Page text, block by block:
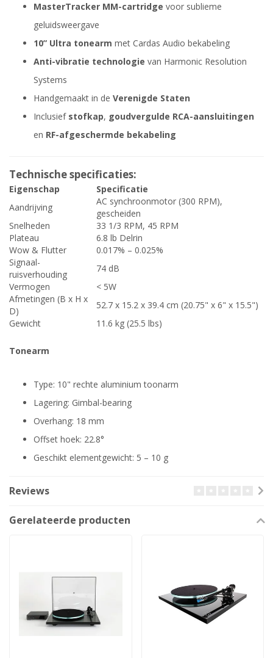
MasterTracker MM-cartridge voor sublieme
geluidsweergave
10” Ultra tonearm met Cardas Audio bekabeling
Anti-vibratie technologie van Harmonic Resolution
Systems
Handgemaakt in de Verenigde Staten
Inclusief stofkap, goudvergulde RCA-aansluitingen
en RF-afgeschermde bekabeling
Technische specificaties:
Eigenschap
Specificatie
Aandrijving
AC synchroonmotor (300 RPM),
gescheiden
Snelheden
33 1/3 RPM, 45 RPM
Plateau
6.8 lb Delrin
Wow & Flutter
0.017% – 0.025%
Signaal-
ruisverhouding
74 dB
Vermogen
< 5W
Afmetingen (B x H x
D)
52.7 x 15.2 x 39.4 cm (20.75" x 6" x 15.5")
Gewicht
11.6 kg (25.5 lbs)
Tonearm
Type: 10" rechte aluminium toonarm
Lagering: Gimbal-bearing
Overhang: 18 mm
Offset hoek: 22.8°
Geschikt elementgewicht: 5 – 10 g
Reviews
Gerelateerde producten